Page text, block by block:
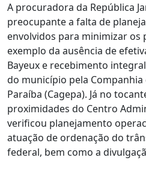
A procuradora da República
preocupante a falta de
envolvidos para minimizar os
exemplo da ausência de
Bayeux e recebimento
do município pela Companhia
Paraíba (Cagepa). Já no
proximidades do Centro
verificou planejamento
atuação de ordenação do
federal, bem como a